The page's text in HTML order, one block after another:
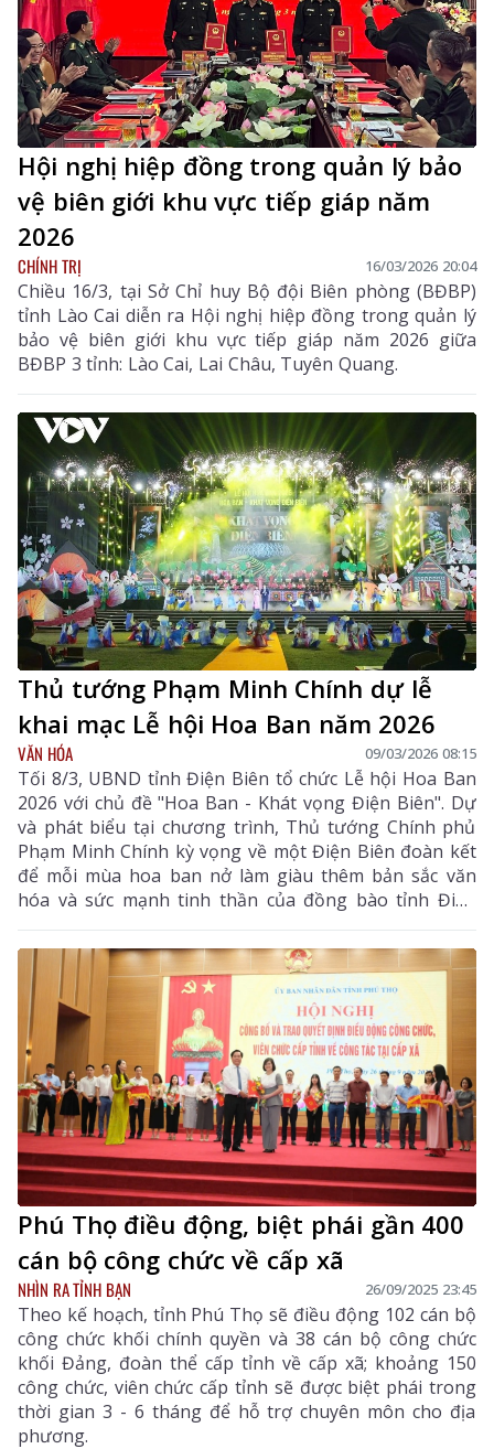
Hội nghị hiệp đồng trong quản lý bảo
vệ biên giới khu vực tiếp giáp năm
2026
CHÍNH TRỊ 16/03/2026 20:04
Chiều 16/3, tại Sở Chỉ huy Bộ đội Biên phòng (BĐBP)
tỉnh Lào Cai diễn ra Hội nghị hiệp đồng trong quản lý
bảo vệ biên giới khu vực tiếp giáp năm 2026 giữa
BĐBP 3 tỉnh: Lào Cai, Lai Châu, Tuyên Quang.
Thủ tướng Phạm Minh Chính dự lễ
khai mạc Lễ hội Hoa Ban năm 2026
VĂN HÓA 09/03/2026 08:15
Tối 8/3, UBND tỉnh Điện Biên tổ chức Lễ hội Hoa Ban
2026 với chủ đề "Hoa Ban - Khát vọng Điện Biên". Dự
và phát biểu tại chương trình, Thủ tướng Chính phủ
Phạm Minh Chính kỳ vọng về một Điện Biên đoàn kết
để mỗi mùa hoa ban nở làm giàu thêm bản sắc văn
hóa và sức mạnh tinh thần của đồng bào tỉnh Điện
Biên.
Phú Thọ điều động, biệt phái gần 400
cán bộ công chức về cấp xã
NHÌN RA TỈNH BẠN 26/09/2025 23:45
Theo kế hoạch, tỉnh Phú Thọ sẽ điều động 102 cán bộ
công chức khối chính quyền và 38 cán bộ công chức
khối Đảng, đoàn thể cấp tỉnh về cấp xã; khoảng 150
công chức, viên chức cấp tỉnh sẽ được biệt phái trong
thời gian 3 - 6 tháng để hỗ trợ chuyên môn cho địa
phương.